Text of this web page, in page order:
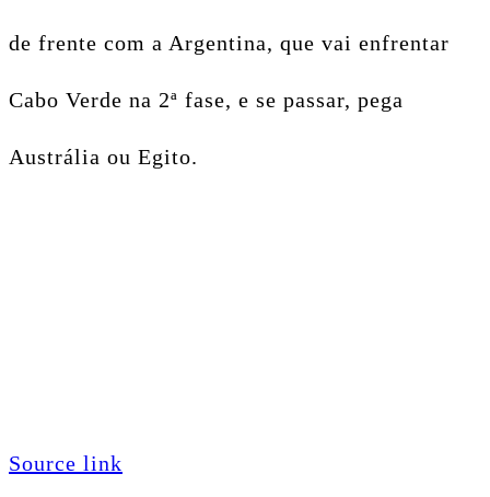
de frente com a Argentina, que vai enfrentar
Cabo Verde na 2ª fase, e se passar, pega
Austrália ou Egito.
Source link